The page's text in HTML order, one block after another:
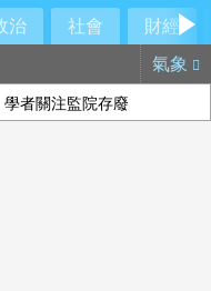
治 社會
財經
氣象
者關注監院存廢